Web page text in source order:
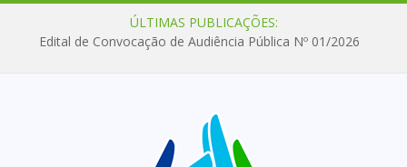
ÚLTIMAS PUBLICAÇÕES:
Edital de Convocação de Audiência Pública Nº 01/2026